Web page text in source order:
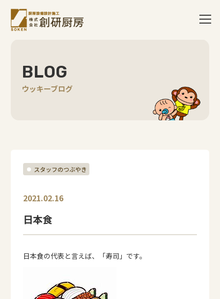
BLOG
ウッキーブログ
スタッフのつぶやき
2021.02.16
日本食
日本食の代表と言えば、「寿司」です。